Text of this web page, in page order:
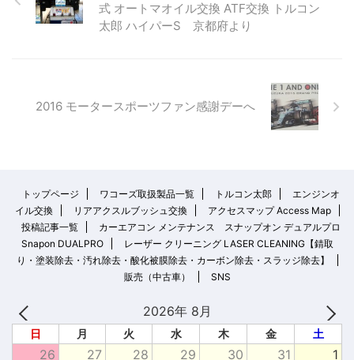
式 オートマオイル交換 ATF交換 トルコン
太郎 ハイパーS 京都府より
2016 モータースポーツファン感謝デーへ
トップページ ワコーズ取扱製品一覧 トルコン太郎
エンジンオ
イル交換
リアアクスルブッシュ交換
アクセスマップ Access Map
投稿記事一覧
カーエアコン メンテナンス スナップオン デュアルプロ
Snapon DUALPRO
レーザー クリーニング LASER CLEANING【錆取
り・塗装除去・汚れ除去・酸化被膜除去・カーボン除去・スラッジ除去】
販売（中古車）
SNS
2026年 8月
日 月 火 水 木 金 土
26 27 28 29 30 31 1